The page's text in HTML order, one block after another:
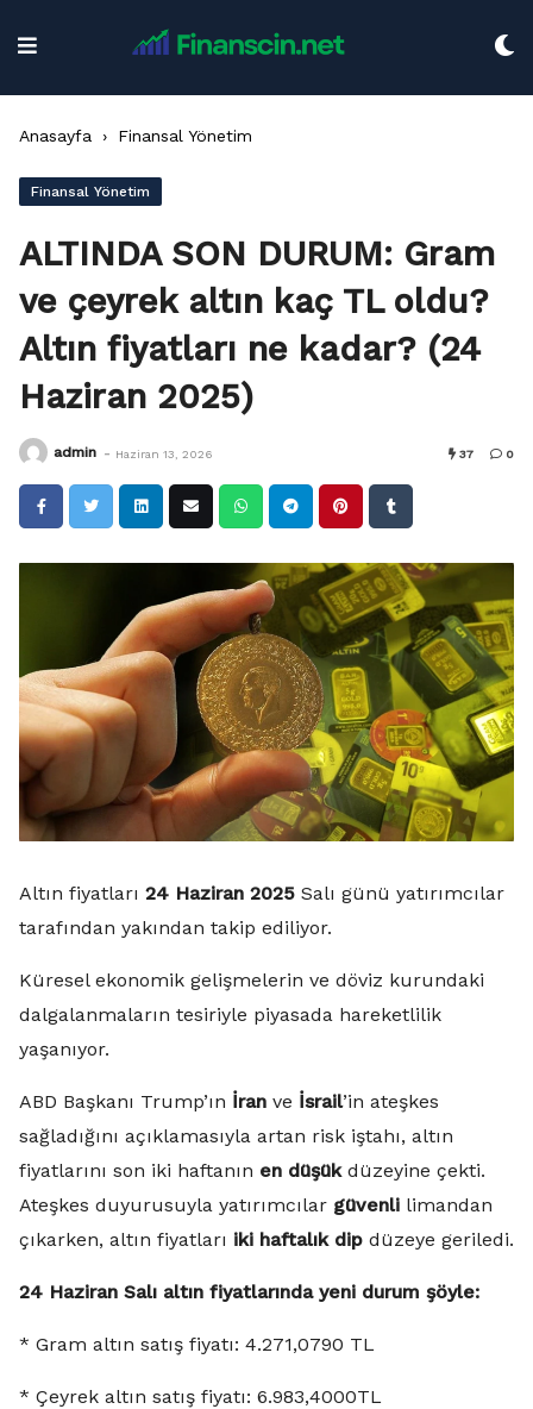
Anasayfa › Finansal Yönetim
Finansal Yönetim
ALTINDA SON DURUM: Gram
ve çeyrek altın kaç TL oldu?
Altın fiyatları ne kadar? (24
Haziran 2025)
admin - Haziran 13, 2026 37 0
Altın fiyatları 24 Haziran 2025 Salı günü yatırımcılar
tarafından yakından takip ediliyor.
Küresel ekonomik gelişmelerin ve döviz kurundaki
dalgalanmaların tesiriyle piyasada hareketlilik
yaşanıyor.
ABD Başkanı Trump’ın İran ve İsrail’in ateşkes
sağladığını açıklamasıyla artan risk iştahı, altın
fiyatlarını son iki haftanın en düşükdüzeyine çekti.
Ateşkes duyurusuyla yatırımcılar güvenli limandan
çıkarken, altın fiyatları iki haftalık dip düzeye geriledi.
24 Haziran Salı altın fiyatlarında yeni durum şöyle:
* Gram altın satış fiyatı: 4.271,0790 TL
* Çeyrek altın satış fiyatı: 6.983,4000TL